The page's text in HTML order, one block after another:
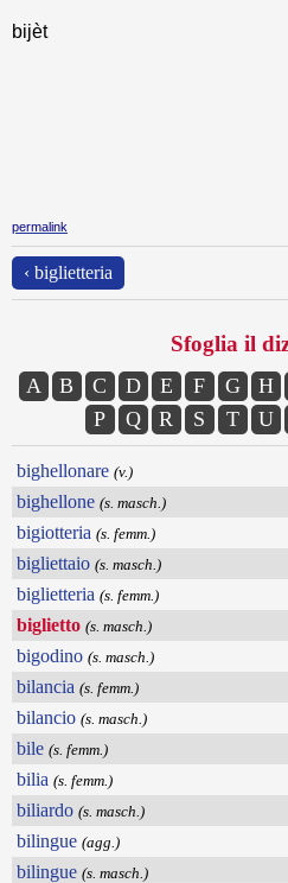
bijèt
permalink
‹ biglietteria
Sfoglia il
A B C D E F G H
P
Q R S T U
bighellonare (v.)
bighellone (s. masch.)
bigiotteria (s. femm.)
bigliettaio (s. masch.)
biglietteria (s. femm.)
biglietto (s. masch.)
bigodino (s. masch.)
bilancia (s. femm.)
bilancio (s. masch.)
bile (s. femm.)
bilia (s. femm.)
biliardo (s. masch.)
bilingue (agg.)
bilingue (s. masch.)